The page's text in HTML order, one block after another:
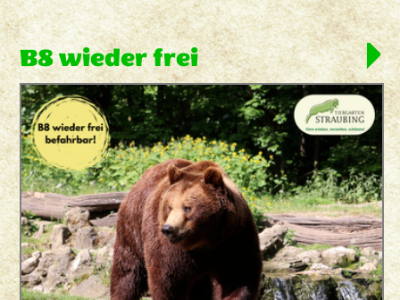
B8 wieder frei